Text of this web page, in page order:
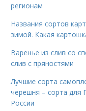
регионам
Названия сортов
зимой. Какая
Варенье из слив со
слив с пряностями
Лучшие сорта
черешня – сорта для
России